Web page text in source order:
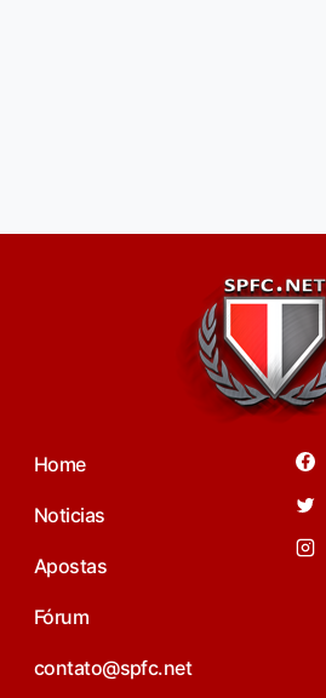
Home
Noticias
Apostas
Fórum
contato@spfc.net